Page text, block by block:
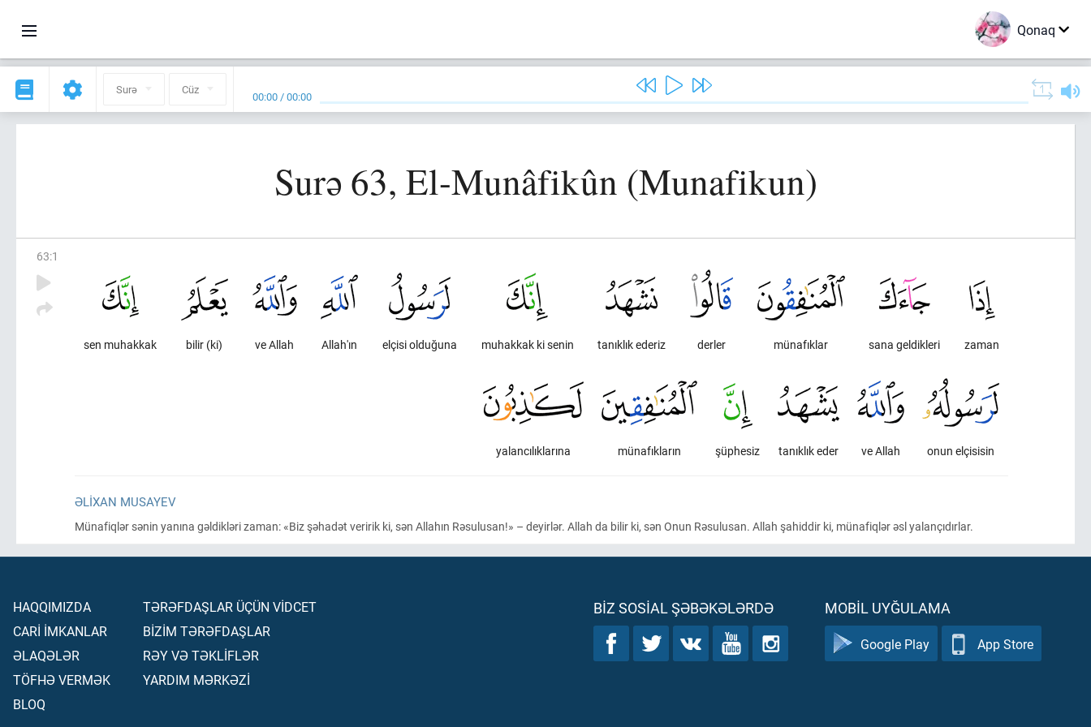
Qonaq
Surə Cüz 00:00 /00:00
Surə 63, El-Munâfikûn (Munafikun)
63:1
zaman
sana geldikleri
münafıklar
derler
tanıklık ederiz
muhakkak ki senin
elçisi olduğuna
Allah'ın
ve Allah
bilir (ki)
sen muhakkak
onun elçisisin
ve Allah
tanıklık eder
şüphesiz
münafıkların
yalancılıklarına
ƏLIXAN MUSAYEV
Münafiqlər sənin yanına gəldikləri zaman: «Biz şəhadət veririk ki, sən Allahın Rəsulusan!» – deyirlər. Allah da bilir ki, sən Onun Rəsulusan. Allah şahiddir ki, münafiqlər əsl yalançıdırlar.
HAQQIMIZDA
CARİ İMKANLAR
ƏLAQƏLƏR
TÖFHƏ VERMƏK
BLOQ
TƏRƏFDAŞLAR ÜÇÜN VİDCET
BİZİM TƏRƏFDAŞLAR
RƏY VƏ TƏKLİFLƏR
YARDIM MƏRKƏZİ
BIZ SOSIAL ŞƏBƏKƏLƏRDƏ MOBIL UYĞULAMA
Google Play App Store